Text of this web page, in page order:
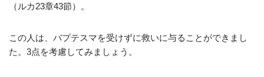
（ルカ23章43節）。
この人は、バプテスマを受けずに救いに与ることができまし
た。3点を考慮してみましょう。